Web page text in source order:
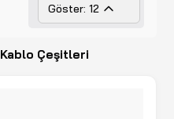
Göster: 12
Kablo Çeşitleri